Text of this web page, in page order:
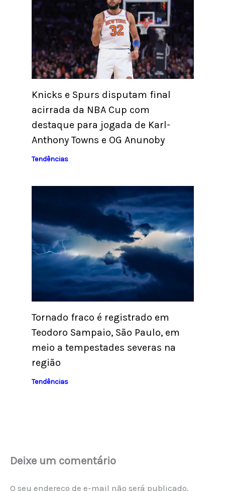
Knicks e Spurs disputam final
acirrada da NBA Cup com
destaque para jogada de Karl-
Anthony Towns e OG Anunoby
Tendências
Tornado fraco é registrado em
Teodoro Sampaio, São Paulo, em
meio a tempestades severas na
região
Tendências
Deixe um comentário
O seu endereço de e-mail não será publicado.